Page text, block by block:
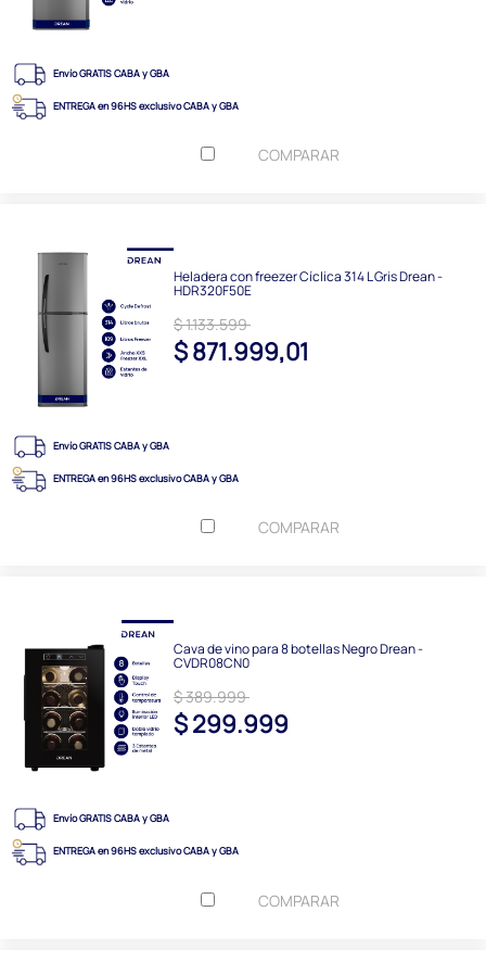
Envío GRATIS CABA y GBA
ENTREGA en 96HS exclusivo CABA y GBA
COMPARAR
Heladera con freezer Cíclica 314 L Gris Drean -
HDR320F50E
$ 1.133.599
$ 871.999,01
Envío GRATIS CABA y GBA
ENTREGA en 96HS exclusivo CABA y GBA
COMPARAR
Cava de vino para 8 botellas Negro Drean -
CVDR08CN0
$ 389.999
$ 299.999
Envío GRATIS CABA y GBA
ENTREGA en 96HS exclusivo CABA y GBA
COMPARAR